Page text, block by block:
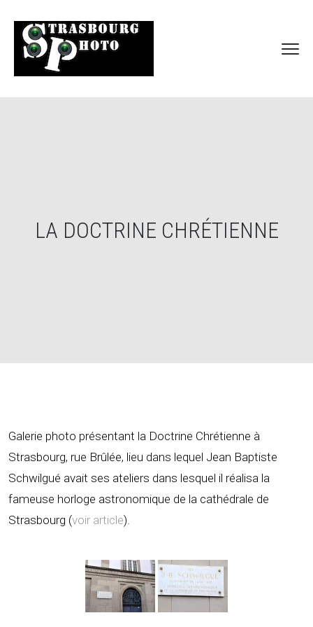
LA DOCTRINE CHRÉTIENNE
Galerie photo présentant la Doctrine Chrétienne à
Strasbourg, rue Brûlée, lieu dans lequel Jean Baptiste
Schwilgué avait ses ateliers dans lesquel il réalisa la
fameuse horloge astronomique de la cathédrale de
Strasbourg (voir article).